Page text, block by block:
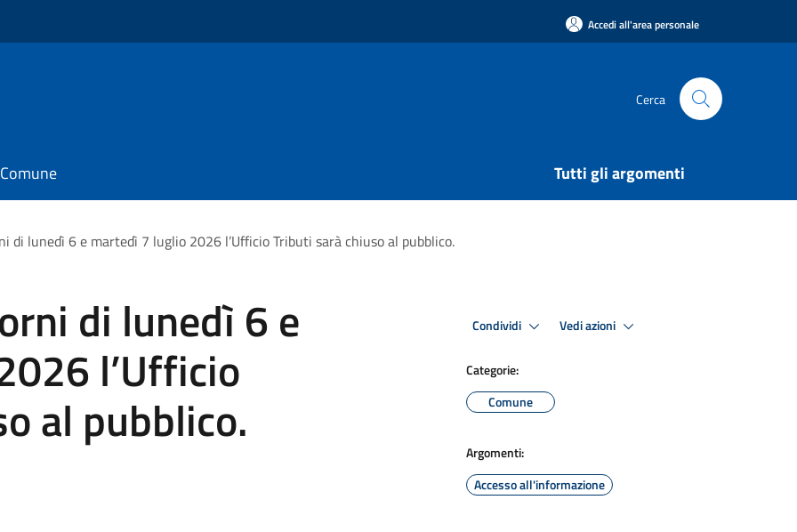
Accedi all'area personale
Cerca
Tutti gli argomenti
di lunedì 6 e martedì 7 luglio 2026 l’Ufficio Tributi sarà chiuso al pubblico.
di lunedì 6 e
l’Ufficio
al pubblico.
Condividi Vedi azioni
Categorie:
Comune
Argomenti:
Accesso all'informazione